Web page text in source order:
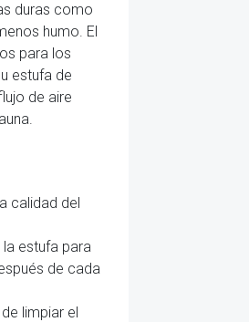
duras como
humo. El
para los
estufa de
de aire
calidad del
estufa para
de cada
limpiar el